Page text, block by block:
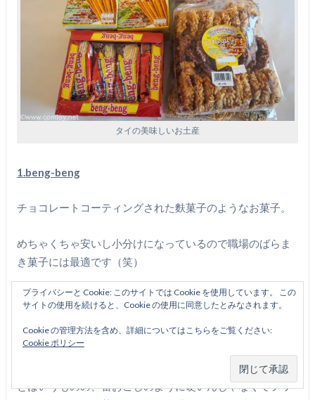
タイの美味しいお土産
1.beng-beng
チョコレートコーティングされた麩菓子のようなお菓子。
めちゃくちゃ安いし小分けになっているので職場のばらま
き菓子には最適です（笑）
2.チェンマイ伝統のポンポン菓子（写真右下）
日本でもお馴染みのお米からできているポンポン菓子を雷
おこしのような感じで固めたものです。
とはいうものの、雷おこしのように硬いんじゃなくてフワ
プライバシーと Cookie: このサイトでは Cookie を使用しています。 この
サイトの使用を続けると、Cookie の使用に同意したとみなされます。
Cookie の管理方法を含め、詳細についてはこちらをご覧ください:
Cookie ポリシー